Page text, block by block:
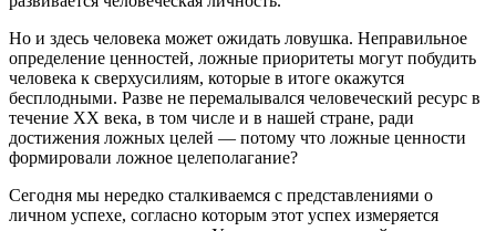
Но и здесь человека может ожидать ловушка. Неправильное
определение ценностей, ложные приоритеты могут побудить
человека к сверхусилиям, которые в итоге окажутся
бесплодными. Разве не перемалывался человеческий ресурс в
течение XX века, в том числе и в нашей стране, ради
достижения ложных целей — потому что ложные ценности
формировали ложное целеполагание?
Сегодня мы нередко сталкиваемся с представлениями о
личном успехе, согласно которым этот успех измеряется